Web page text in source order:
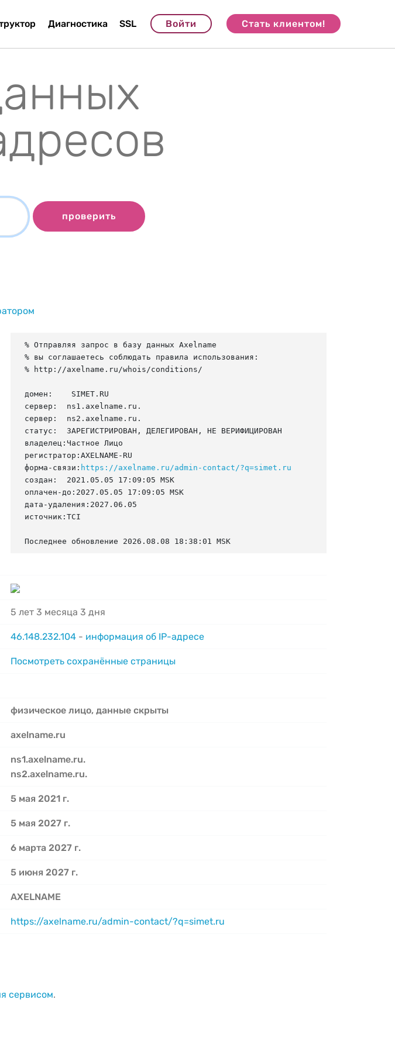
Диагностика SSL Войти Стать клиентом!
проверить
% Отправляя запрос в базу данных Axelname
% вы соглашаетесь соблюдать правила использования:
% http://axelname.ru/whois/conditions/
домен:    SIMET.RU
сервер:  ns1.axelname.ru.
сервер:  ns2.axelname.ru.
статус:  ЗАРЕГИСТРИРОВАН, ДЕЛЕГИРОВАН, НЕ ВЕРИФИЦИРОВАН
владелец:Частное Лицо
регистратор:AXELNAME-RU
форма-связи: https://axelname.ru/admin-contact/?q=simet.ru
создан:  2021.05.05 17:09:05 MSK
оплачен-до:2027.05.05 17:09:05 MSK
дата-удаления:2027.06.05
источник:TCI
Последнее обновление 2026.08.08 18:38:01 MSK
5 лет 3 месяца 3 дня
46.148.232.104 - информация об IP-адресе
Посмотреть сохранённые страницы
физическое лицо, данные скрыты
axelname.ru
ns1.axelname.ru.
ns2.axelname.ru.
5 мая 2021 г.
5 мая 2027 г.
6 марта 2027 г.
5 июня 2027 г.
AXELNAME
https://axelname.ru/admin-contact/?q=simet.ru
сервисом.